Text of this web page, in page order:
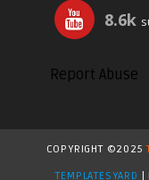
8.6k
Report Abuse
COPYRIGHT ©2025
TEMPLATESYARD |